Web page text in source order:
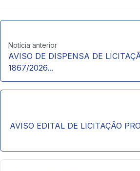
Notícia anterior
AVISO DE DISPENSA DE
1867/2026...
AVISO EDITAL DE LICITAÇÃO